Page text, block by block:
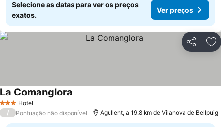
Selecione as datas para ver os preços
exatos.
Ver preços
Partilhar
3 EstrelasHotel
La Comanglora
/ Pontuação não disponível Agullent, a 19.8 km de Vilanova de Bellpuig